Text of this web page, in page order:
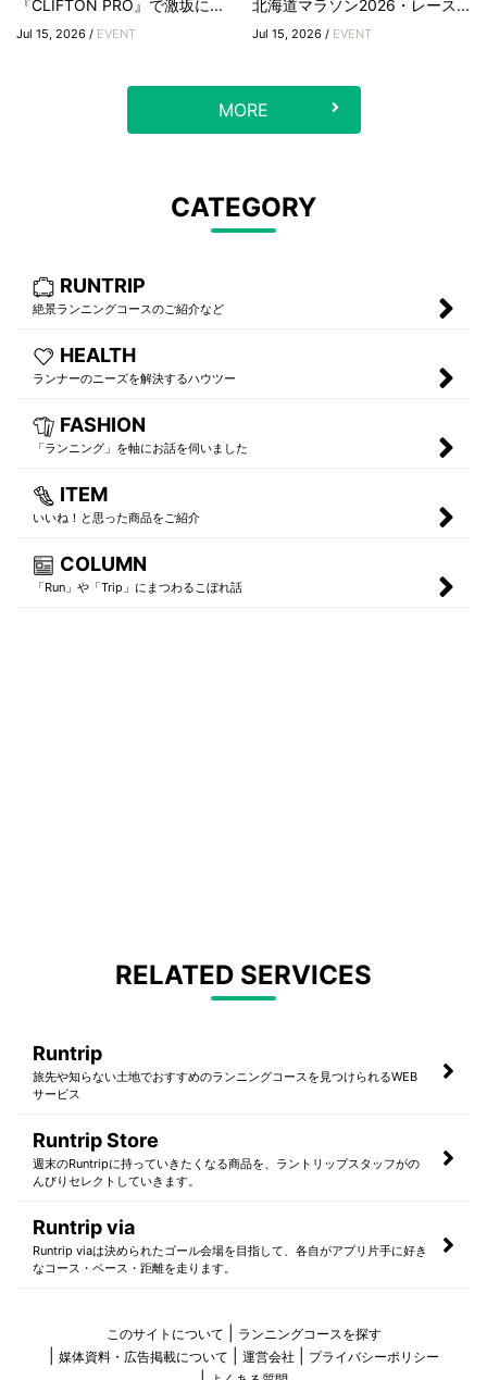
『CLIFTON PRO』で激坂に...
Jul 15, 2026 / EVENT
北海道マラソン2026・レース...
Jul 15, 2026 / EVENT
MORE
CATEGORY
RUNTRIP
絶景ランニングコースのご紹介など
HEALTH
ランナーのニーズを解決するハウツー
FASHION
「ランニング」を軸にお話を伺いました
ITEM
いいね！と思った商品をご紹介
COLUMN
「Run」や「Trip」にまつわるこぼれ話
RELATED SERVICES
Runtrip
旅先や知らない土地でおすすめのランニングコースを見つけられるWEB
サービス
Runtrip Store
週末のRuntripに持っていきたくなる商品を、ラントリップスタッフがの
んびりセレクトしていきます。
Runtrip via
Runtrip viaは決められたゴール会場を目指して、各自がアプリ片手に好き
なコース・ペース・距離を走ります。
このサイトについて
ランニングコースを探す
媒体資料・広告掲載について
運営会社
プライバシーポリシー